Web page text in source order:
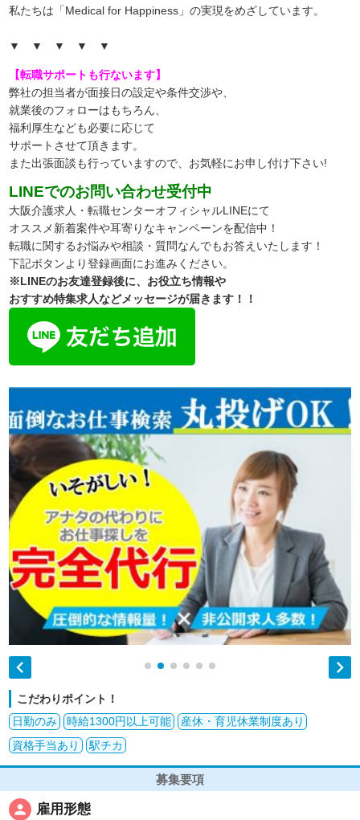
私たちは「Medical for Happiness」の実現をめざしています。
▼ ▼ ▼ ▼ ▼
【転職サポートも行ないます】
弊社の担当者が面接日の設定や条件交渉や、
就業後のフォローはもちろん、
福利厚生なども必要に応じて
サポートさせて頂きます。
また出張面談も行っていますので、 お気軽にお申し付け下さい!
LINEでのお問い合わせ受付中
大阪介護求人・転職センターオフィシャルLINEにて
オススメ新着案件や耳寄りなキャンペーンを配信中！
転職に関するお悩みや相談・質問なんでもお答えいたします！
下記ボタンより登録画面にお進みください。
※LINEのお友達登録後に、お役立ち情報や
おすすめ特集求人などメッセージが届きます！！
 
こだわりポイント！
日勤のみ
時給1300円以上可能
産休・育児休業制度あり
資格手当あり
駅チカ
募集要項
person 雇用形態